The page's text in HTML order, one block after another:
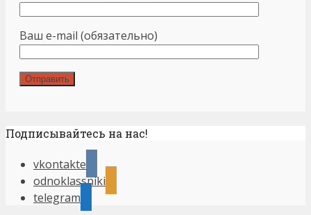
Ваш e-mail (обязательно)
Подписывайтесь на нас!
vkontakte
odnoklassniki
telegram